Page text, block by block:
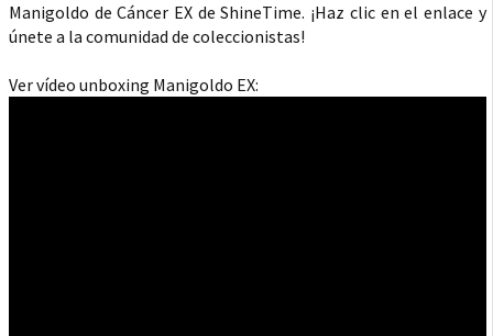
Manigoldo de Cáncer EX de ShineTime. ¡Haz clic en el enlace y
únete a la comunidad de coleccionistas!
Ver vídeo unboxing Manigoldo EX: